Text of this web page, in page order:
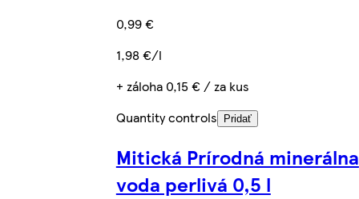
0,99 €
1,98 €/l
+ záloha 0,15 € / za kus
Quantity controls
Pridať
Mitická Prírodná minerálna
voda perlivá 0,5 l